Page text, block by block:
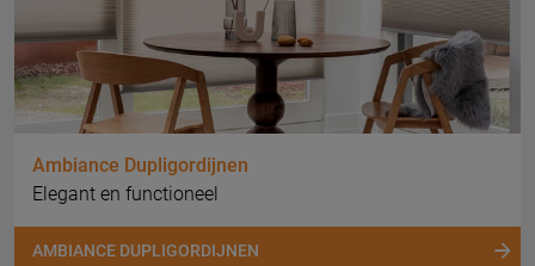
Ambiance Dupligordijnen
Elegant en functioneel
AMBIANCE DUPLIGORDIJNEN